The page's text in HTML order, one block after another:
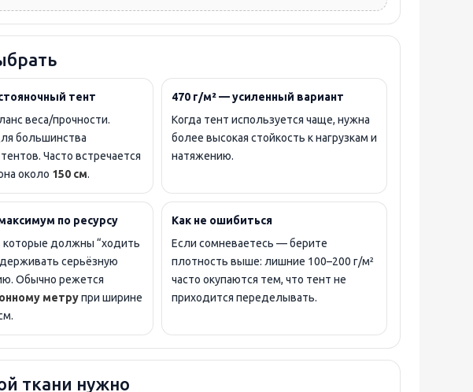
тент
веса/прочности.
большинства
Часто встречается
около 150 см.
470 г/м² — усиленный вариант
Когда тент используется чаще, нужна
более высокая стойкость к нагрузкам и
натяжению.
по ресурсу
которые должны “ходить
серьёзную
Обычно режется
метрупри ширине
Как не ошибиться
Если сомневаетесь — берите
плотность выше: лишние 100–200 г/м²
часто окупаются тем, что тент не
приходится переделывать.
ткани нужно